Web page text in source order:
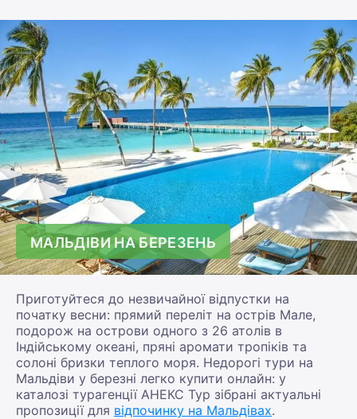
МАЛЬДІВИ НА БЕРЕЗЕНЬ
Приготуйтеся до незвичайної відпустки на
початку весни: прямий переліт на острів Мале,
подорож на острови одного з 26 атолів в
Індійському океані, пряні аромати тропіків та
солоні бризки теплого моря. Недорогі тури на
Мальдіви у березні легко купити онлайн: у
каталозі турагенції АНЕКС Тур зібрані актуальні
пропозиції для відпочинку на Мальдівах.